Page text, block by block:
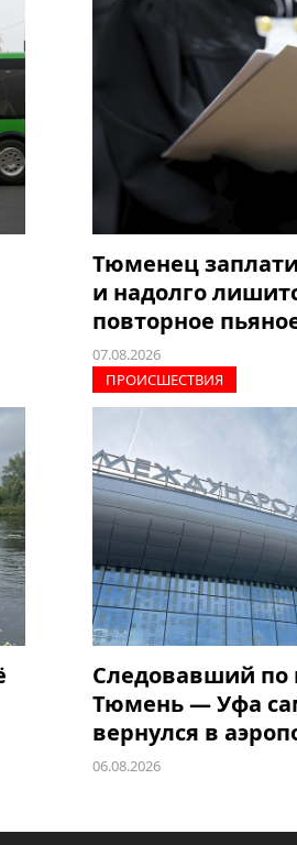
Тюменец
и надолго
повторное
07.08.2026
ПРОИCШЕСТВИЯ
Следовавший по
Тюмень — Уфа
вернулся в
06.08.2026